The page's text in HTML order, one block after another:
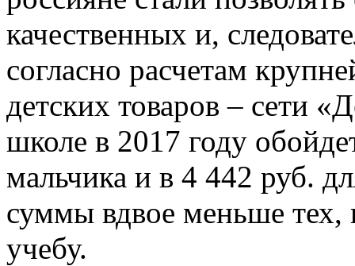
качественных и,
согласно расчетам
детских товаров – сети
школе в 2017 году
мальчика и в 4 442 руб.
суммы вдвое меньше тех,
учебу.